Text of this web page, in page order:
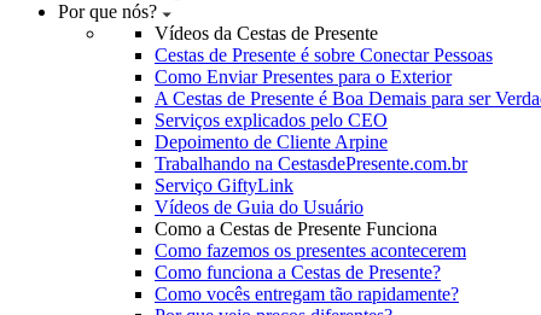
Por que nós?
Vídeos da Cestas de Presente
Cestas de Presente é sobre Conectar Pessoas
Como Enviar Presentes para o Exterior
A Cestas de Presente é Boa Demais para ser
Serviços explicados pelo CEO
Depoimento de Cliente Arpine
Trabalhando na CestasdePresente.com.br
Serviço GiftyLink
Vídeos de Guia do Usuário
Como a Cestas de Presente Funciona
Como fazemos os presentes acontecerem
Como funciona a Cestas de Presente?
Como vocês entregam tão rapidamente?